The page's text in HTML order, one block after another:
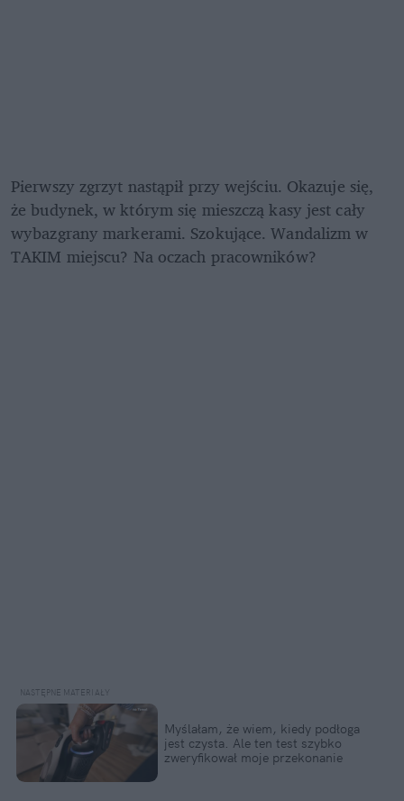
Pierwszy zgrzyt nastąpił przy wejściu. Okazuje się,
że budynek, w którym się mieszczą kasy jest cały
wybazgrany markerami. Szokujące. Wandalizm w
TAKIM miejscu? Na oczach pracowników?
Myślałam, że wiem, kiedy podłoga
jest czysta. Ale ten test szybko
zweryfikował moje przekonanie